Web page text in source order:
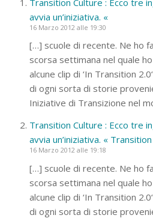
avvia un’iniziativa. «
16 Marzo 2012 alle 19:30
[…] scuole di recente. Ne ho
scorsa settimana nel quale
alcune clip di ‘In Transition
di ogni sorta di storie
Iniziative di Transizione nel
Transition Culture : Ecco tre
avvia un’iniziativa. «
16 Marzo 2012 alle 19:18
[…] scuole di recente. Ne ho
scorsa settimana nel quale
alcune clip di ‘In Transition
di ogni sorta di storie